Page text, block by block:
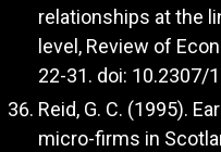
relationships at the
level, Review of
22-31. doi: 10.2307/
Reid, G. C. (1995).
micro-firms in